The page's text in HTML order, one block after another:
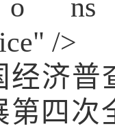
=
/>
经济普
第四次